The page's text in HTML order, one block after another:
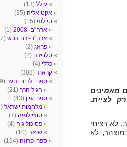
מאמינים
לציית.
לא רציתי
לא
עולל (13)
אקטואליה (35)
טיילתי (15)
ארה"ב- 2008
(1)
ארה"ב-ירח דבש (7)
פראג (2)
טלוויזיה (2)
כללי (4)
קראתי (302)
ספרי ילדים ונוער (49)
הגיל הרך (21)
ספרי עיון (43)
מלחמות ישראל (5)
סוציולוגיה (7)
פסיכולוגיה (4)
שואה (10)
ספרי פרוזה (194)